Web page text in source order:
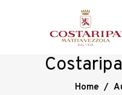
Costaripa
Home /